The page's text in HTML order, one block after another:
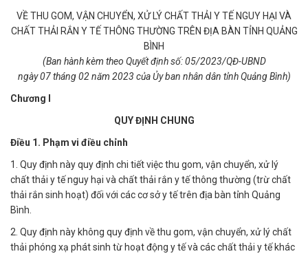
VỀ THU GOM, VẬN CHUYỂN, XỬ LÝ CHẤT THẢI Y TẾ NGUY HẠI VÀ
CHẤT THẢI RẮN Y TẾ THÔNG THƯỜNG TRÊN ĐỊA BÀN TỈNH QUẢNG
BÌNH
(Ban hành kèm theo Quyết định số: 05/2023/QĐ-UBND
ngày 07tháng 02 năm 2023 của Ủy ban nhân dân tỉnh Quảng Bình)
Chương I
QUY ĐỊNH CHUNG
Điều 1. Phạm vi điều chỉnh
1. Quy định này quy định chi tiết việc thu gom, vận chuyển, xử lý
chất thải y tế nguy hại và chất thải rắn y tế thông thường (trừ chất
thải rắn sinh hoạt) đối với các cơ sở y tế trên địa bàn tỉnh Quảng
Bình.
2. Quy định này không quy định về thu gom, vận chuyển, xử lý chất
thải phóng xạ phát sinh từ hoạt động y tế và các chất thải y tế khác